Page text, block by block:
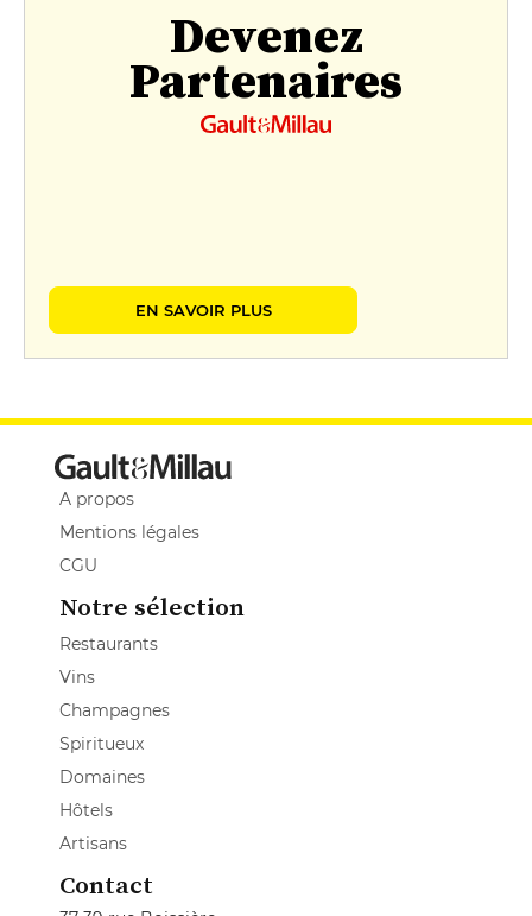
Devenez
Partenaires
EN SAVOIR PLUS
A propos
Mentions légales
CGU
Notre sélection
Restaurants
Vins
Champagnes
Spiritueux
Domaines
Hôtels
Artisans
Contact